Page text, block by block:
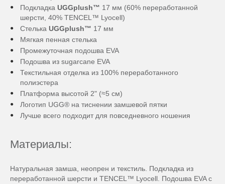
Подкладка UGGplush™ 17 мм (60% переработанной
шерсти, 40% TENCEL™ Lyocell)
Стелька UGGplush™ 17 мм
Мягкая пенная стелька
Промежуточная подошва EVA
Подошва из sugarcane EVA
Текстильная отделка из 100% переработанного
полиэстера
Платформа высотой 2" (≈5 см)
Логотип UGG® на тиснении замшевой пятки
Лучше всего подходит для повседневного ношения
Материалы:
Натуральная замша, неопрен и текстиль. Подкладка из
переработанной шерсти и TENCEL™ Lyocell. Подошва EVA с